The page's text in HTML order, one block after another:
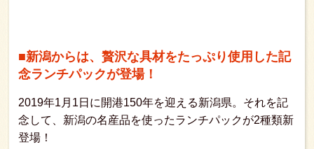
■新潟からは、贅沢な具材をたっぷり使用した記
念ランチパックが登場！
2019年1月1日に開港150年を迎える新潟県。それを記
念して、新潟の名産品を使ったランチパックが2種類新
登場！